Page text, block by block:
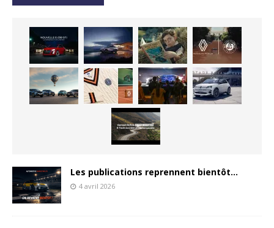
Les publications reprennent bientôt…
4 avril 2026